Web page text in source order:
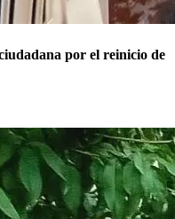
por el reinicio de